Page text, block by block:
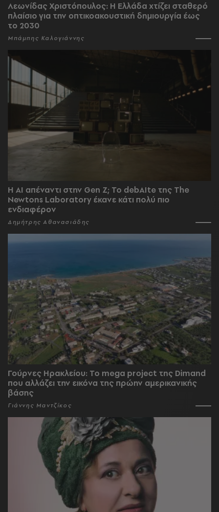
Λεωνίδας Χριστόπουλος: Η Ελλάδα χτίζει σταθερό
πλαίσιο για την οπτικοακουστική δημιουργία έως
το 2030
Μπάμπης Καλογιάννης
Η AI απέναντι στην Gen Z; Το debAIte της The
Newtons Laboratory έκανε κάτι πολύ πιο
ενδιαφέρον
Δημήτρης Αθανασιάδης
Γούρνες Ηρακλείου: To mega project της Dimand
που αλλάζει την εικόνα της πρώην αμερικανικής
βάσης
Γιάννης Μαντζίκος